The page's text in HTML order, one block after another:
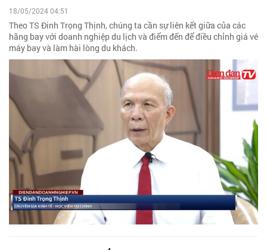
18/05/2024 04:51
Theo TS Đinh Trọng Thịnh, chúng ta cần sự liên kết giữa của các
hãng bay với doanh nghiệp du lịch và điểm đến để điều chỉnh giá vé
máy bay và làm hài lòng du khách.